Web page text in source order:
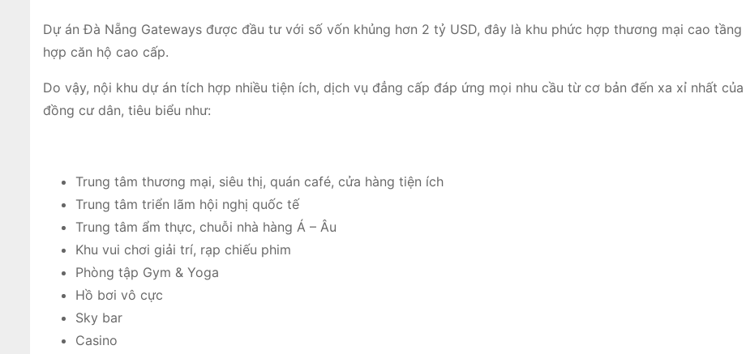
Dự án Đà Nẵng Gateways được đầu tư với số vốn khủng hơn 2 tỷ USD, đây là khu phức hợp thương mại cao tầng
hợp căn hộ cao cấp.
Do vậy, nội khu dự án tích hợp nhiều tiện ích, dịch vụ đẳng cấp đáp ứng mọi nhu cầu từ cơ bản đến xa xỉ nhất
đồng cư dân, tiêu biểu như:
Trung tâm thương mại, siêu thị, quán café, cửa hàng tiện ích
Trung tâm triển lãm hội nghị quốc tế
Trung tâm ẩm thực, chuỗi nhà hàng Á – Âu
Khu vui chơi giải trí, rạp chiếu phim
Phòng tập Gym & Yoga
Hồ bơi vô cực
Sky bar
Casino